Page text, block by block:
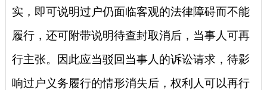
实，即可说明过户仍面临客观的法律障碍而不能
履行，还可附带说明待查封取消后，当事人可再
行主张。因此应当驳回当事人的诉讼请求，待影
响过户义务履行的情形消失后，权利人可以再行